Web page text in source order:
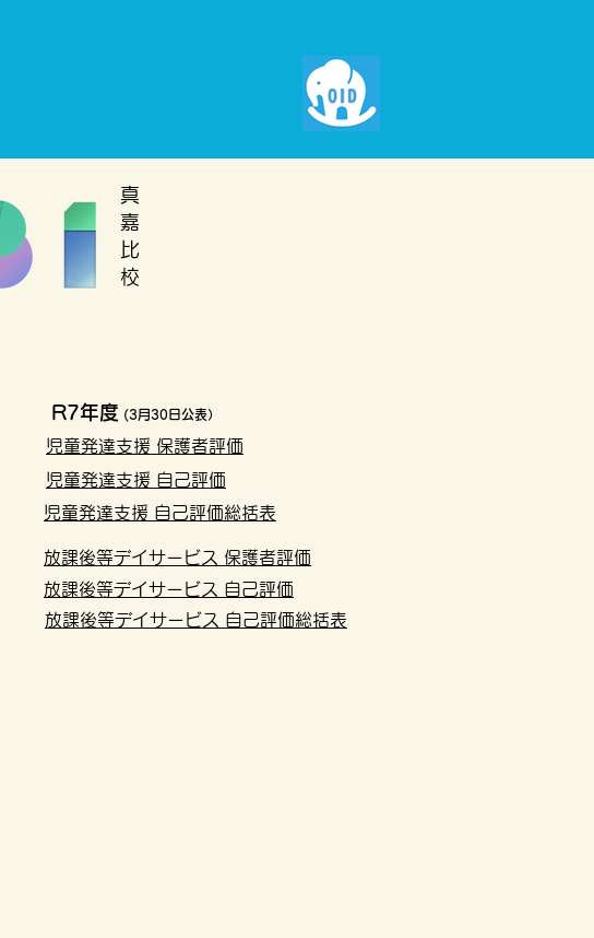
​真
嘉
比​
校
R7年度 (3月30日公表）
児童発達支援 保護者評価
児童発達支援 自己評価
児童発達支援 自己評価総括表
放課後等デイサービス 保護者評価
放課後等デイサービス 自己評価
放課後等デイサービス 自己評価総括表